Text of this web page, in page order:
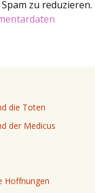
zu reduzieren.
die Toten
der Medicus
Hoffnungen